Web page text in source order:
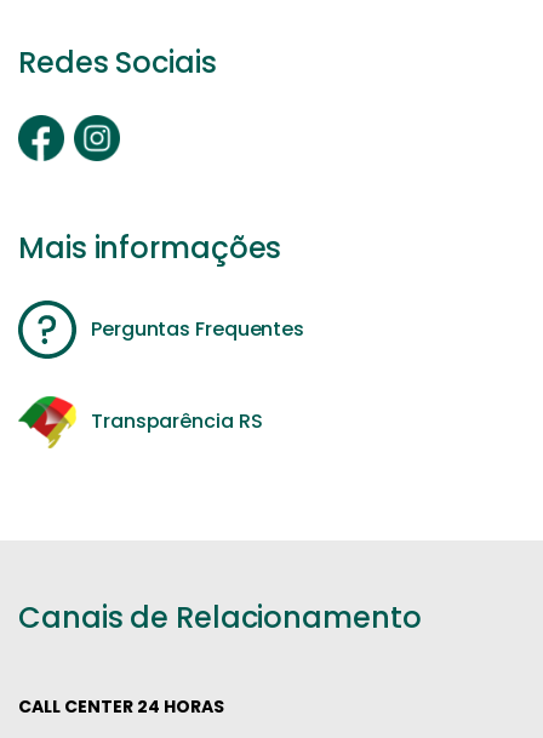
Redes Sociais
Mais informações
Perguntas Frequentes
Transparência RS
Canais de Relacionamento
CALL CENTER 24 HORAS